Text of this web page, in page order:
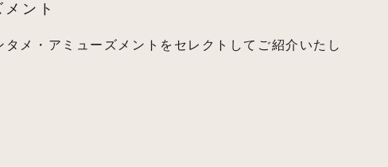
ント
タメ・アミューズメントをセレクトしてご紹介いたし